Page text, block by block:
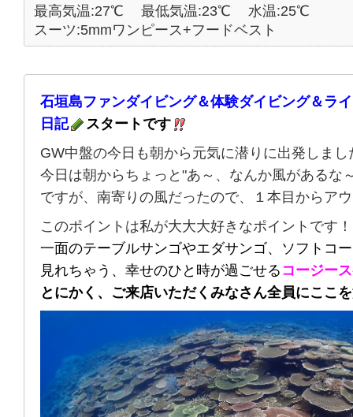
最高気温:27℃
最低気温:23℃
水温:25℃
スーツ:5mmワンピース+フードベスト
石垣島ファンダイビング＆体験ダイビング＆ラ
日記
スタートです
GW中盤の今日も朝から元気に潜りに出発しまし
今日は朝からちょっと"あ～、なんか風があるな
ですが、南寄りの風だったので、１本目からア
このポイントは私が大大大好きなポイントです
一面のテーブルサンゴやエダサンゴ、ソフトコ
見れちゃう、幸せのひと時が過ごせる コージー
とにかく、ご来店いただくみなさん全員にここ